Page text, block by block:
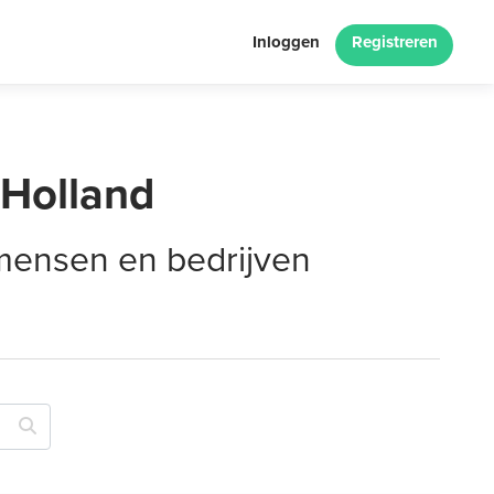
Inloggen Registreren
en bedrijven